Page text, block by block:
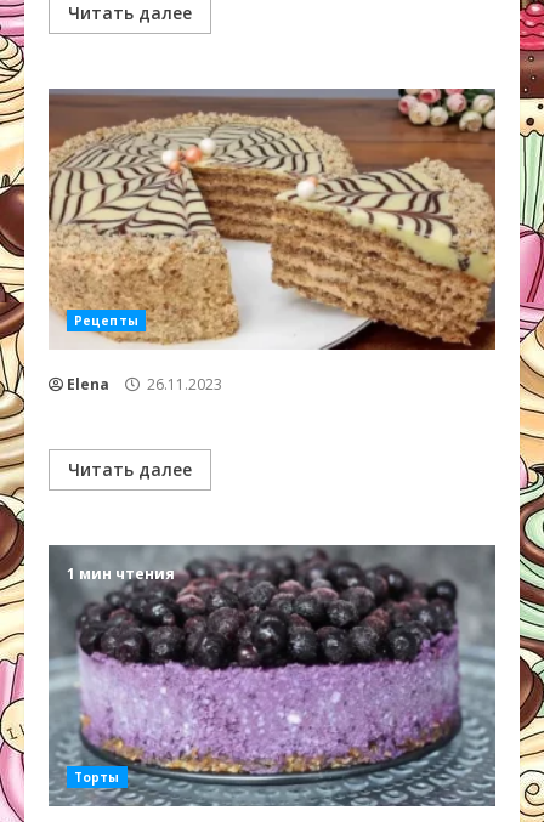
Читать далее
Рецепты
Elena 26.11.2023
Читать далее
1 мин чтения
Торты